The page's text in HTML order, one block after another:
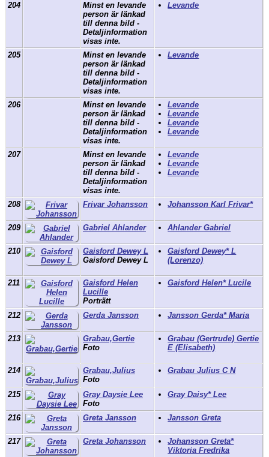
204
Minst en levande
person är länkad
till denna bild -
Detaljinformation
visas inte.
Levande
205
Minst en levande
person är länkad
till denna bild -
Detaljinformation
visas inte.
Levande
206
Minst en levande
person är länkad
till denna bild -
Detaljinformation
visas inte.
Levande
Levande
Levande
Levande
207
Minst en levande
person är länkad
till denna bild -
Detaljinformation
visas inte.
Levande
Levande
Levande
208 Frivar Johansson Johansson Karl Frivar*
209 Gabriel Ahlander Ahlander Gabriel
210
Gaisford Dewey L
Gaisford Dewey L
Gaisford Dewey* L
(Lorenzo)
211
Gaisford Helen
Lucille
Porträtt
Gaisford Helen* Lucile
212 Gerda Jansson Jansson Gerda* Maria
213
Grabau,Gertie
Foto
Grabau (Gertrude) Gertie
E (Elisabeth)
214
Grabau,Julius
Foto
Grabau Julius C N
215
Gray Daysie Lee
Foto
Gray Daisy* Lee
216 Greta Jansson Jansson Greta
217 Greta Johansson
Johansson Greta*
Viktoria Fredrika